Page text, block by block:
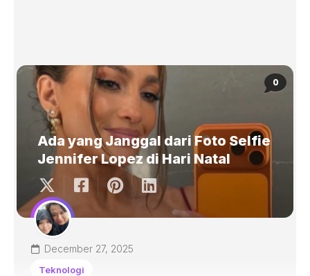
0
Ada yang Janggal dari Foto Selfie
Jennifer Lopez di Hari Natal
December 27, 2025
Teknologi